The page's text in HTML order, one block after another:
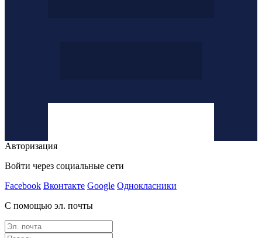
Авторизация
Войти через социальные сети
Facebook Вконтакте Google Однокласники
С помощью эл. почты